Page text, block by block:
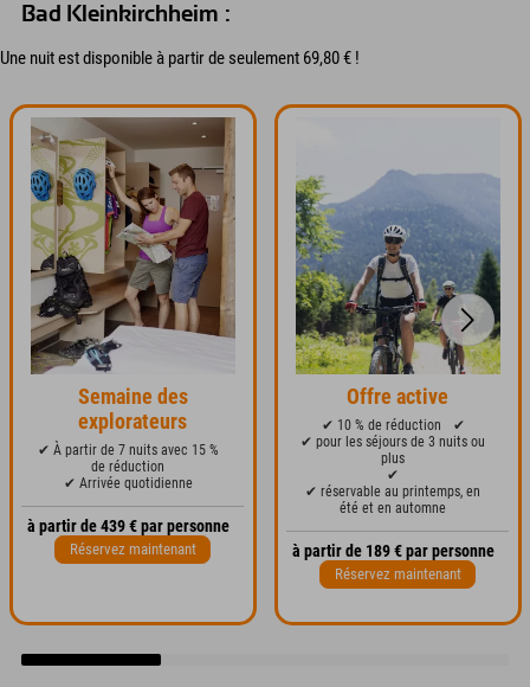
Bad Kleinkirchheim :
Une nuit est disponible à partir de seulement 69,80 € !
Semaine des
explorateurs
✔ À partir de 7 nuits avec 15 %
de réduction
✔ Arrivée quotidienne
à partir de 439 € par personne
Réservez maintenant
Offre active
✔ 10 % de réduction
✔
✔ pour les séjours de 3 nuits ou
plus
✔
✔ réservable au printemps, en
été et en automne
à partir de 189 € par personne
Réservez maintenant